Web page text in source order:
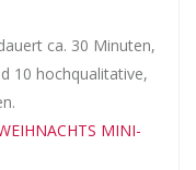
ca. 30 Minuten,
10 hochqualitative,
MINI-